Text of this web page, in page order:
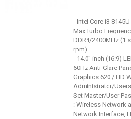
- Intel Core i3-
Max Turbo
DDR4/2400MHz (1
rpm)
- 14.0" inch (16:9)
60Hz Anti-Glare
Graphics 620 / HD
Administrator/
Set Master/User
: Wireless Network
Network Interface,